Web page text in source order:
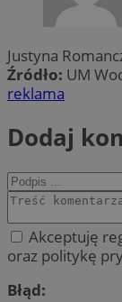
Justyna
Źródło: UM
reklama
Dodaj
Akceptuję
oraz politykę
Błąd: